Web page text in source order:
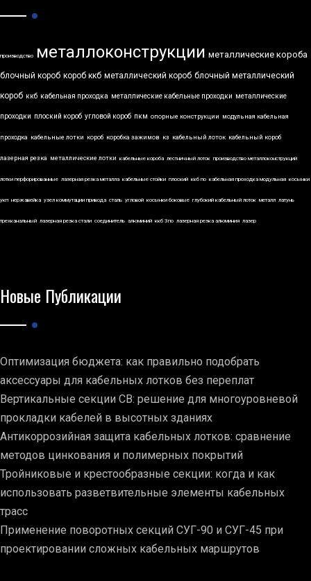
производство металлоконструкции металлические короба
блочный короб короб ккб металлический короб блочный металлический
короб ккб кабельная проходка металлические кабельные проходки металлические
проходки плоский короб угловой короб пкм опорные конструкции модульная кабельная
проходка кабельные лотки короб коробка зажимов кз кабельный лоток кабельный короб
лазерная резка металлические лотки кабельные короба лестничный лоток производство металлоконструкций
лотки перфорированные лазерная резка металла кабельные стойки плоский ккб по кабельная проходка модульная косынки
укп нержавейка узел коммутации привода сталь угловой косынки боковые глубокий кабельный лоток металл латунь
трехканальный лазерная резка стали соединитель алюминий ккб 3по лазерная резка алюминия лазер
Новые Публикации
Оптимизация бюджета: как правильно подобрать
аксессуары для кабельных лотков без переплат
Вертикальные секции СВ: решение для многоуровневой
прокладки кабелей в высотных зданиях
Антикоррозийная защита кабельных лотков: сравнение
методов цинкования и полимерных покрытий
Тройниковые и крестообразные секции: когда и как
использовать разветвительные элементы кабельных
трасс
Применение поворотных секций СУГ-90 и СУГ-45 при
проектировании сложных кабельных маршрутов